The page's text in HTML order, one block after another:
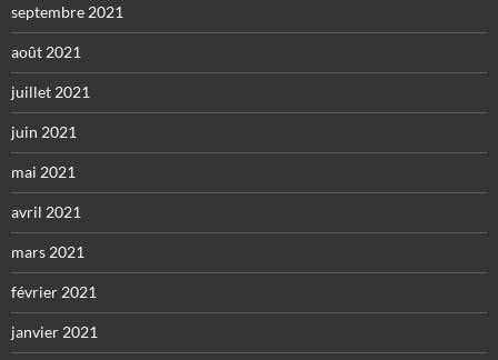
septembre 2021
août 2021
juillet 2021
juin 2021
mai 2021
avril 2021
mars 2021
février 2021
janvier 2021